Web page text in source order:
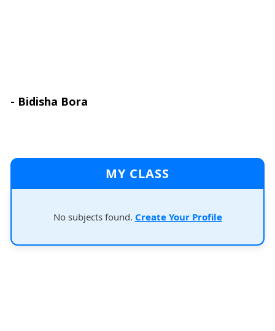
- Bidisha Bora
MY CLASS
No subjects found. Create Your Profile